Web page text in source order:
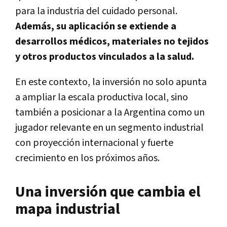
para la industria del cuidado personal.
Además, su aplicación se extiende a
desarrollos médicos, materiales no tejidos
y otros productos vinculados a la salud.
En este contexto, la inversión no solo apunta
a ampliar la escala productiva local, sino
también a posicionar a la Argentina como un
jugador relevante en un segmento industrial
con proyección internacional y fuerte
crecimiento en los próximos años.
Una inversión que cambia el
mapa industrial